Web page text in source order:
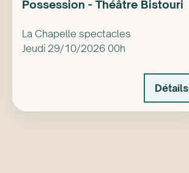
Possession - Théâtre Bistouri
La Chapelle spectacles
Jeudi 29/10/2026 00h
Détails